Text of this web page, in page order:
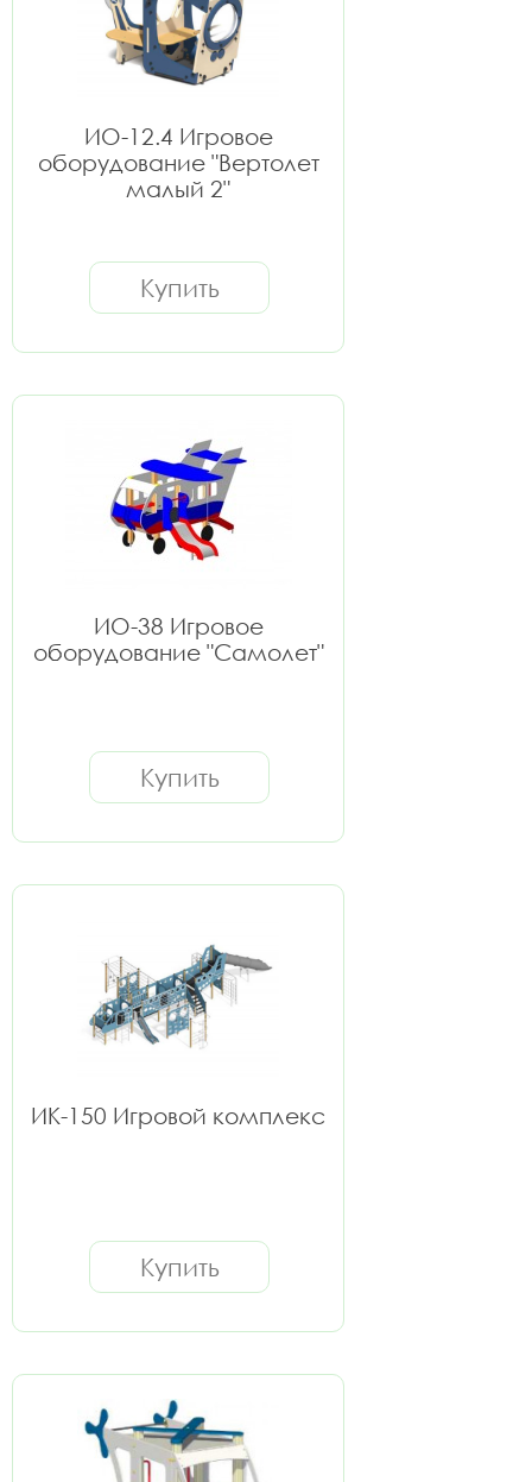
ИО-12.4 Игровое
оборудование "Вертолет
малый 2"
Купить
ИО-38 Игровое
оборудование "Самолет"
Купить
ИК-150 Игровой комплекс
Купить